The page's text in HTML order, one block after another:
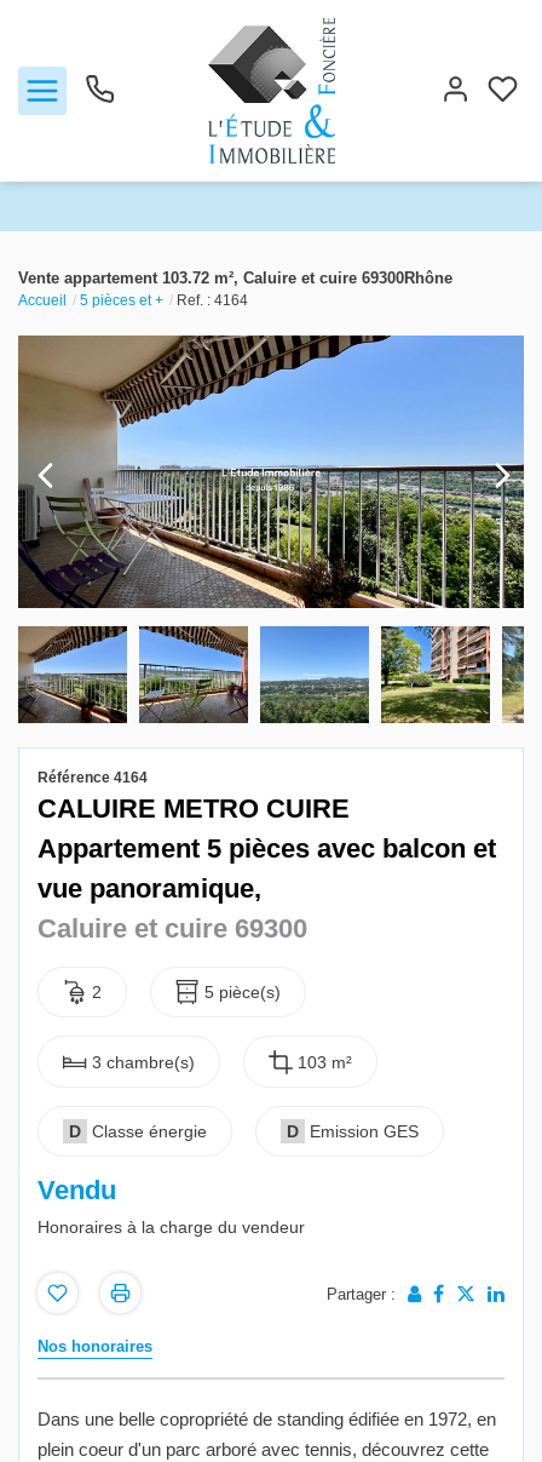
Biens vendus
Locations
Estimation
Gestion locative
Vente appartement 103.72 m², Caluire et cuire 69300Rhône
Accueil 5 pièces et + Ref. : 4164
Référence 4164
CALUIRE METRO CUIRE
Appartement 5 pièces avec balcon et
vue panoramique,
Caluire et cuire 69300
2 5 pièce(s)
3 chambre(s) 103 m²
D Classe énergie D Emission GES
Vendu
Honoraires à la charge du vendeur
Partager :
Nos honoraires
Dans une belle copropriété de standing édifiée en 1972, en
plein coeur d'un parc arboré avec tennis, découvrez cette